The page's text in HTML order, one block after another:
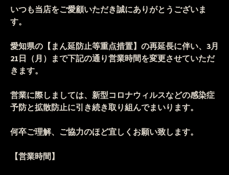
いつも当店をご愛顧いただき誠にありがとうございま
す。
愛知県の【まん延防止等重点措置】の再延長に伴い、3月
21日（月）まで下記の通り営業時間を変更させていただ
きます。
営業に際しましては、新型コロナウィルスなどの感染症
予防と拡散防止に引き続き取り組んでまいります。
何卒ご理解、ご協力のほど宜しくお願い致します。
【営業時間】